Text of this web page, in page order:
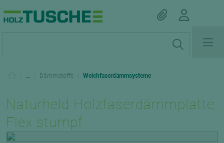
... Dämmstoffe Weichfaserdämmsysteme
Naturheld Holzfaserdämmplatte
Flex stumpf